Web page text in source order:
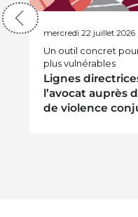
Guides et brochures
mercredi 22 juillet 2026
Un outil concret
plus vulnérables
Lignes
l’avocat auprès
de violence